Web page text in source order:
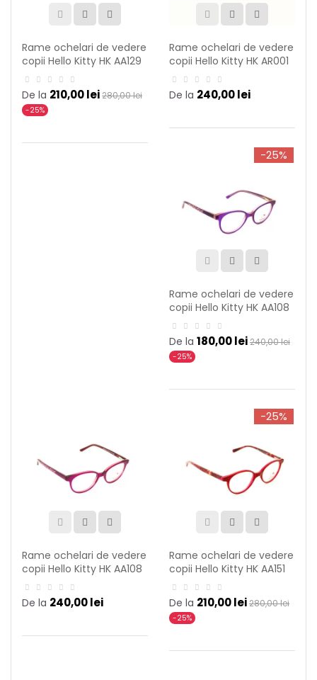
Rame ochelari de vedere
copii Hello Kitty HK AA129
C66
De la 210,00 lei280,00 lei
-25%
Rame ochelari de vedere
copii Hello Kitty HK AR001
C08
De la 240,00 lei
-25%
Rame ochelari de vedere
copii Hello Kitty HK AA108
C08
De la 180,00 lei240,00 lei
-25%
Rame ochelari de vedere
copii Hello Kitty HK AA108
C12
De la 240,00 lei
-25%
Rame ochelari de vedere
copii Hello Kitty HK AA151
C14
De la 210,00 lei280,00 lei
-25%